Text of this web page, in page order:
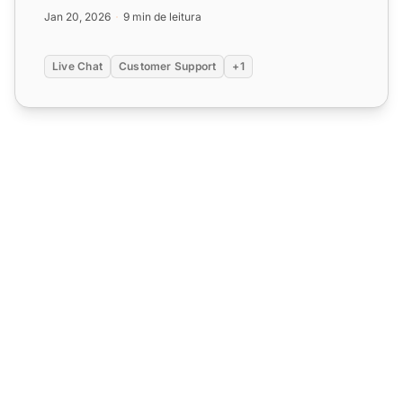
Jan 20, 2026 9 min de leitura
Live Chat Customer Support +1